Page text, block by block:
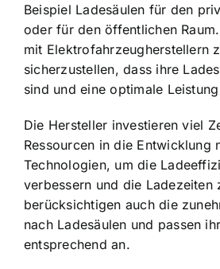
Beispiel Ladesäulen für den
oder für den öffentlichen
mit Elektrofahrzeugherstellern
sicherzustellen, dass ihre
sind und eine optimale
Die Hersteller investieren viel
Ressourcen in die Entwicklung
Technologien, um die
verbessern und die Ladezeiten
berücksichtigen auch die
nach Ladesäulen und passen
entsprechend an.